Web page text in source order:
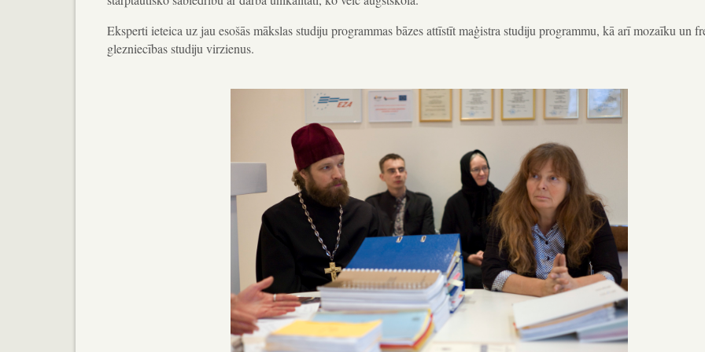
Eksperti ieteica uz jau esošās mākslas studiju programmas bāzes attīstīt maģistra studiju programmu, kā arī mozaīku un
glezniecības studiju virzienus.